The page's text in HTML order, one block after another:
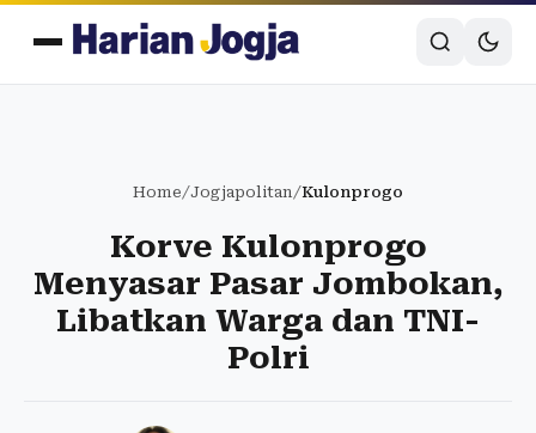
Home/Jogjapolitan/Kulonprogo
Korve Kulonprogo
Menyasar Pasar Jombokan,
Libatkan Warga dan TNI-
Polri